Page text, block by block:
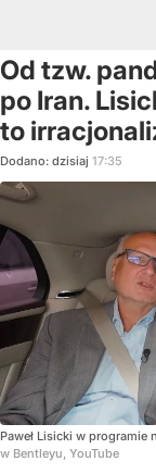
Od tzw.
po Iran.
to
Dodano: dzisiaj 17:35
Paweł Lisicki w programie
w Bentleyu, YouTube